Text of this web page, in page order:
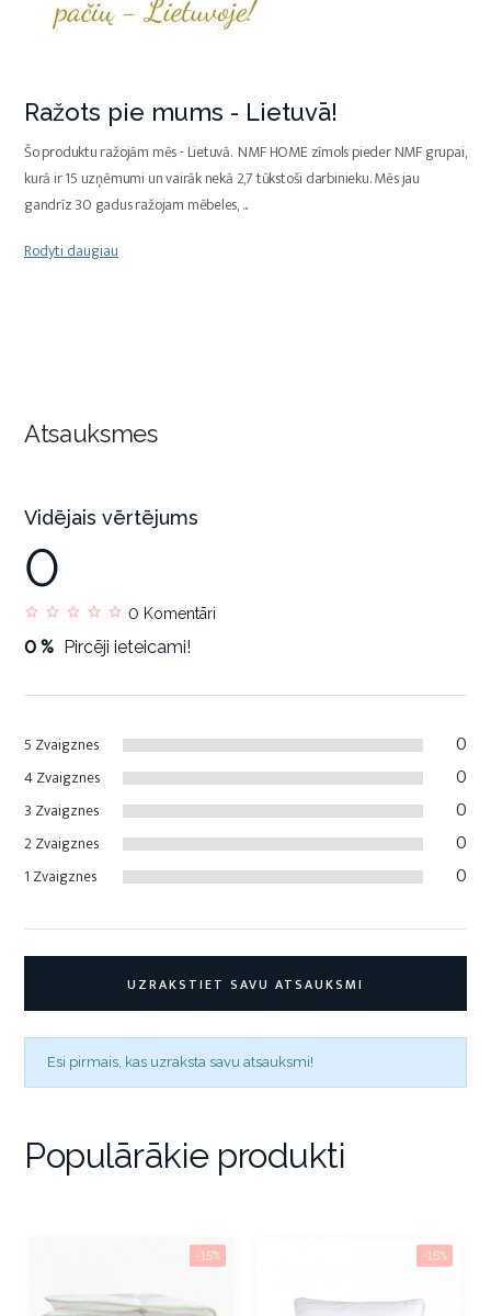
Ražots pie mums - Lietuvā!
Šo produktu ražojām mēs - Lietuvā. NMF HOME zīmols pieder NMF grupai,
kurā ir 15 uzņēmumi un vairāk nekā 2,7 tūkstoši darbinieku. Mēs jau
gandrīz 30 gadus ražojam mēbeles,...
Rodyti daugiau
Atsauksmes
5 Zvaigznes 0
4 Zvaigznes 0
3 Zvaigznes 0
2 Zvaigznes 0
1 Zvaigznes 0
Vidējais vērtējums
0
0 Komentāri
0 % Pircēji ieteicami!
UZRAKSTIET SAVU ATSAUKSMI
Esi pirmais, kas uzraksta savu atsauksmi!
Populārākie produkti
-15% -15%